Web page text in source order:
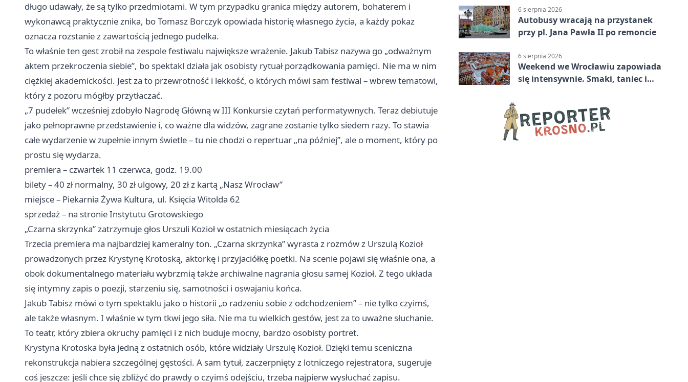
długo udawały, że są tylko przedmiotami. W tym przypadku granica między autorem, bohaterem i
wykonawcą praktycznie znika, bo Tomasz Borczyk opowiada historię własnego życia, a każdy pokaz
oznacza rozstanie z zawartością jednego pudełka.
To właśnie ten gest zrobił na zespole festiwalu największe wrażenie. Jakub Tabisz nazywa go „odważnym
aktem przekroczenia siebie”, bo spektakl działa jak osobisty rytuał porządkowania pamięci. Nie ma w nim
ciężkiej akademickości. Jest za to przewrotność i lekkość, o których mówi sam festiwal – wbrew tematowi,
który z pozoru mógłby przytłaczać.
„7 pudełek” wcześniej zdobyło Nagrodę Główną w III Konkursie czytań performatywnych. Teraz debiutuje
jako pełnoprawne przedstawienie i, co ważne dla widzów, zagrane zostanie tylko siedem razy. To stawia
całe wydarzenie w zupełnie innym świetle – tu nie chodzi o repertuar „na później”, ale o moment, który po
prostu się wydarza.
premiera – czwartek 11 czerwca, godz. 19.00
bilety – 40 zł normalny, 30 zł ulgowy, 20 zł z kartą „Nasz Wrocław”
miejsce – Piekarnia Żywa Kultura, ul. Księcia Witolda 62
sprzedaż – na stronie Instytutu Grotowskiego
„Czarna skrzynka” zatrzymuje głos Urszuli Kozioł w ostatnich miesiącach życia
Trzecia premiera ma najbardziej kameralny ton. „Czarna skrzynka” wyrasta z rozmów z Urszulą Kozioł
prowadzonych przez Krystynę Krotoską, aktorkę i przyjaciółkę poetki. Na scenie pojawi się właśnie ona, a
obok dokumentalnego materiału wybrzmią także archiwalne nagrania głosu samej Kozioł. Z tego układa
się intymny zapis o poezji, starzeniu się, samotności i oswajaniu końca.
Jakub Tabisz mówi o tym spektaklu jako o historii „o radzeniu sobie z odchodzeniem” – nie tylko czyimś,
ale także własnym. I właśnie w tym tkwi jego siła. Nie ma tu wielkich gestów, jest za to uważne słuchanie.
To teatr, który zbiera okruchy pamięci i z nich buduje mocny, bardzo osobisty portret.
Krystyna Krotoska była jedną z ostatnich osób, które widziały Urszulę Kozioł. Dzięki temu sceniczna
rekonstrukcja nabiera szczególnej gęstości. A sam tytuł, zaczerpnięty z lotniczego rejestratora, sugeruje
coś jeszcze: jeśli chce się zbliżyć do prawdy o czyimś odejściu, trzeba najpierw wysłuchać zapisu.
6 sierpnia 2026
Autobusy wracają na przystanek
przy pl. Jana Pawła II po remoncie
6 sierpnia 2026
Weekend we Wrocławiu zapowiada
się intensywnie. Smaki, taniec i